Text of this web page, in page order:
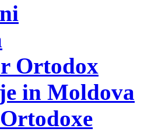
Ortodox
in Moldova